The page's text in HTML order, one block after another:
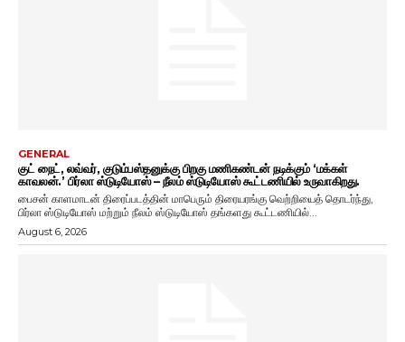
GENERAL
குட் நைட், லவ்வர், குடும்பஸ்தனுக்கு பிறகு மணிகண்டன் நடிக்கும் ‘மக்கள்
காவலன்.’ பிர்லா ஸ்டுடியோஸ் – நீலம் ஸ்டுடியோஸ் கூட்டணியில் உருவாகிறது.
பைசன் காளமாடன் திரைப்படத்தின் மாபெரும் திரையரங்கு வெற்றியைத் தொடர்ந்து,
பிர்லா ஸ்டுடியோஸ் மற்றும் நீலம் ஸ்டுடியோஸ் தங்களது கூட்டணியில்...
August 6, 2026